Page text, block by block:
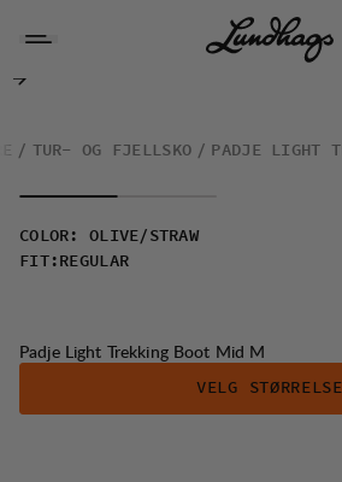
Padje Light Trekking Boot Mid M
TUR- OG FJELLSKO PADJE LIGHT
COLOR : OLIVE/STRAW
FIT: REGULAR
Padje Light Trekking Boot Mid M
VELG STØRRELSE